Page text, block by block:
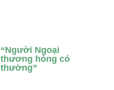
“Người Ngoại
thương hỏng có
thường”